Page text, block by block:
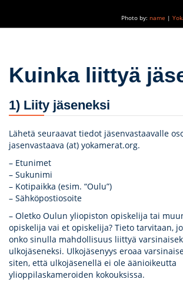
Photo by: name |
Kuinka liittyä
1) Liity jäseneksi
Lähetä seuraavat tiedot jäsenvastaavalle
jasenvastaava (at) yokamerat.org.
– Etunimet
– Sukunimi
– Kotipaikka (esim. “Oulu”)
– Sähköpostiosoite
– Oletko Oulun yliopiston opiskelija tai
opiskelija vai et opiskelija? Tieto tarvitaan,
onko sinulla mahdollisuus liittyä
ulkojäseneksi. Ulkojäsenyys eroaa
siten, että ulkojäsenellä ei ole äänioikeutta
ylioppilaskameroiden kokouksissa.